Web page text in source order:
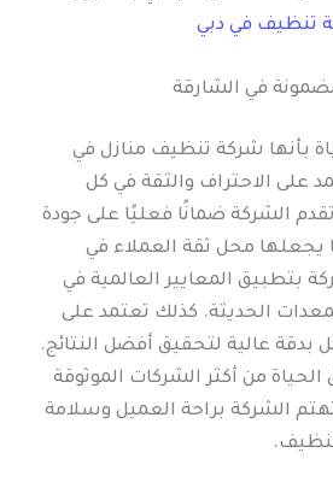
تنظيف في دبي
في الشارقة
بأنها شركة تنظيف منازل في
على الاحتراف والثقة في كل
الشركة ضمانًا فعليًا على جودة
يجعلها محل ثقة العملاء في
بتطبيق المعايير العالمية في
الحديثة. كذلك تعتمد على
عالية لتحقيق أفضل النتائج.
من أكثر الشركات الموثوقة
الشركة براحة العميل وسلامة